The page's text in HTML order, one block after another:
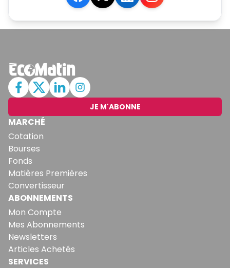
JE M'ABONNE
MARCHÉ
Cotation
Bourses
Fonds
Matières Premières
Convertisseur
ABONNEMENTS
Mon Compte
Mes Abonnements
Newsletters
Articles Achetés
SERVICES